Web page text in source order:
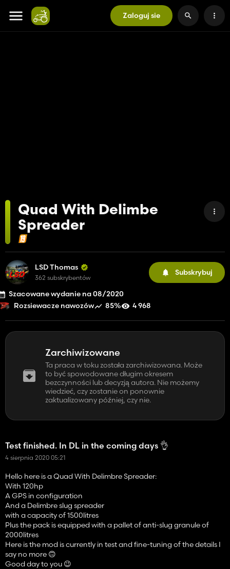
Zaloguj sie
Quad With Delimbe
Spreader
LSD Thomas
362 subskrybentów
Subskrybuj
Szacowane wydanie na 08/2020
Rozsiewacze nawozów
85% 4 968
Zarchiwizowane
Ta praca w toku została zarchiwizowana. Może
to być spowodowane długim okresem
bezczynności lub decyzją autora. Nie możemy
wiedzieć, czy zostanie on ponownie
zaktualizowany później, czy nie.
Test finished. In DL in the coming days 👌
4 sierpnia 2020 05:21
Hello here is a Quad With Delimbre Spreader:
With 120hp
A GPS in configuration
And a Delimbre slug spreader
with a capacity of 1500litres
Plus the pack is equipped with a pallet of anti-slug granule of
2000litres
Here is the mod is currently in test and fine-tuning of the details I
say no more 🙃
Good day to you 😉